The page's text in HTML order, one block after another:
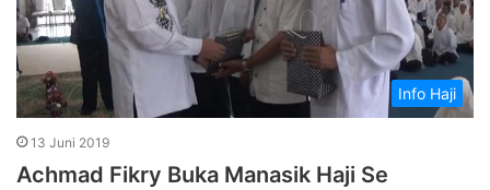
Info Haji
13 Juni 2019
Achmad Fikry Buka Manasik Haji Se